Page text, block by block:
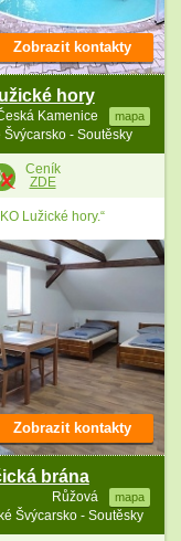
hory
Kamenice mapa
- Soutěsky
Zobrazit kontakty
Ceník
ZDE
Lužické hory.“
brána
Růžová mapa
Švýcarsko - Soutěsky
Zobrazit kontakty